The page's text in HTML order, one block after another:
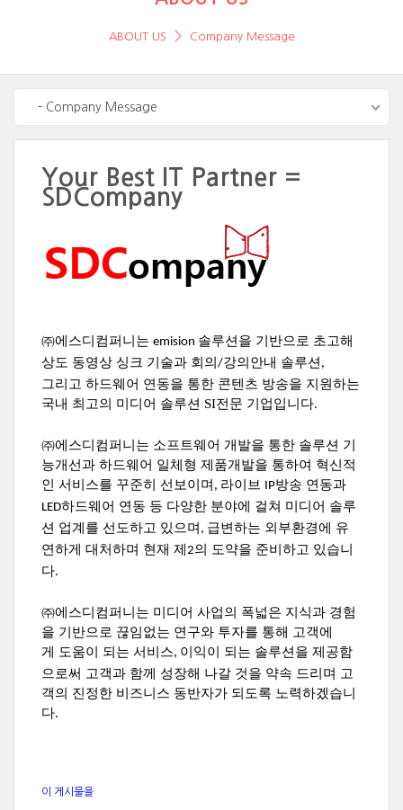
ABOUT US Company Message
- Company Message
Your Best IT Partner =
SDCompany
㈜에스디컴퍼니는 emision 솔루션을 기반으로 초고해
상도 동영상 싱크 기술과 회의 /강의안내 솔루션 ,
그리고 하드웨어 연동을 통한 콘텐츠 방송을 지원하는
국내 최고의 미디어 솔루션 SI전문 기업입니다.
㈜에스디컴퍼니는 소프트웨어 개발을 통한 솔루션 기
능개선과 하드웨어 일체형 제품개발을 통하여 혁신적
인 서비스를 꾸준히 선보이며 , 라이브 IP방송 연동과
LED하드웨어 연동 등 다양한 분야에 걸쳐 미디어 솔루
션 업계를 선도하고 있으며 , 급변하는 외부환경에 유
연하게 대처하며 현재 제 2의 도약을 준비하고 있습니
다.
㈜에스디컴퍼니는 미디어 사업의 폭넓은 지식과 경험
을 기반으로 끊임없는 연구와 투자를 통해 고객에
게
도움이 되는 서비스, 이익이 되는 솔루션을 제공함
으로써 고객과 함께 성장해 나갈 것을 약속 드리며 고
객의 진정한 비즈니스 동반자가 되도록 노력하겠습니
다.
이 게시물을